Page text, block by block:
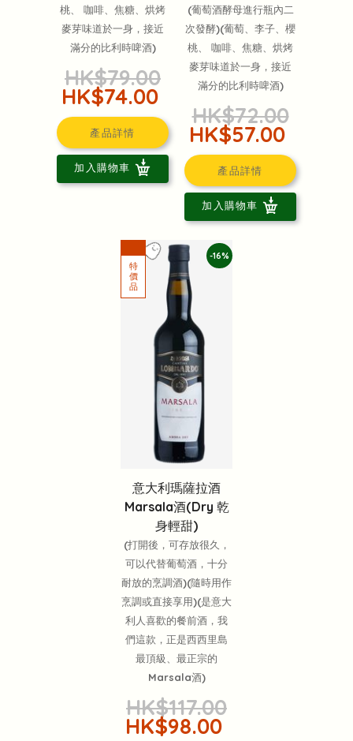
桃、 咖啡、焦糖、烘烤
麥芽味道於一身，接近
滿分的比利時啤酒)
HK$79.00
HK$74.00
產品詳情
加入購物車
(葡萄酒酵母進行瓶內二
次發酵)(葡萄、李子、櫻
桃、 咖啡、焦糖、烘烤
麥芽味道於一身，接近
滿分的比利時啤酒)
HK$72.00
HK$57.00
產品詳情
加入購物車
-16%
意大利瑪薩拉酒
Marsala酒(Dry 乾
身輕甜)
(打開後，可存放很久，
可以代替葡萄酒，十分
耐放的烹調酒)(隨時用作
烹調或直接享用)(是意大
利人喜歡的餐前酒，我
們這款，正是西西里島
最頂級、最正宗的
Marsala酒)
HK$117.00
HK$98.00